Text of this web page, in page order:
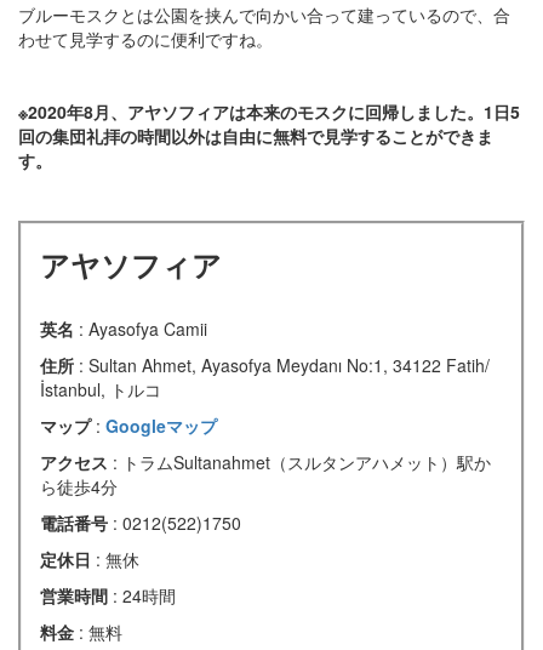
ブルーモスクとは公園を挟んで向かい合って建っているので、合
わせて見学するのに便利ですね。
※2020年8月、アヤソフィアは本来のモスクに回帰しました。1日5
回の集団礼拝の時間以外は自由に無料で見学することができま
す。
アヤソフィア
英名 : Ayasofya Camii
住所 : Sultan Ahmet, Ayasofya Meydanı No:1, 34122 Fatih/
İstanbul, トルコ
マップ : Googleマップ
アクセス : トラムSultanahmet（スルタンアハメット）駅か
ら徒歩4分
電話番号 : 0212(522)1750
定休日 : 無休
営業時間 : 24時間
料金 : 無料